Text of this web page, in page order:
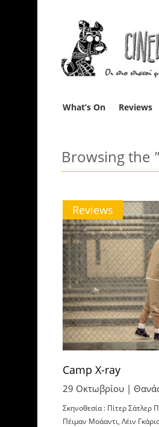
What’s On Reviews
Browsing the
Reviews
Camp X-ray
29 Οκτωβρίου |
Σκηνοθεσία : Πίτερ Σάτλερ
Πέιμαν Μοάαντι, Λέιν